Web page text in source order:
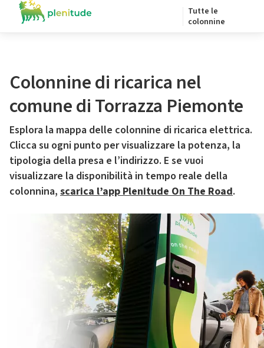
Tutte le
colonnine
Colonnine di ricarica nel
comune di Torrazza Piemonte
Esplora la mappa delle colonnine di ricarica elettrica.
Clicca su ogni punto per visualizzare la potenza, la
tipologia della presa e l’indirizzo. E se vuoi
visualizzare la disponibilità in tempo reale della
colonnina, scarica l’app Plenitude On The Road.